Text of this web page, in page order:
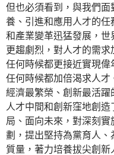
但也必須看到，與我們
養、引進和應用人才的
和產業變革迅猛發展，
更趨劇烈，對人才的需
任何時候都更接近實現
任何時候都加倍渴求人才
經濟最繁榮、創新最活
人才中間和創新窪地創
局、面向未來，對深刻
劃，提出堅持為黨育人
質量，著力培養拔尖創